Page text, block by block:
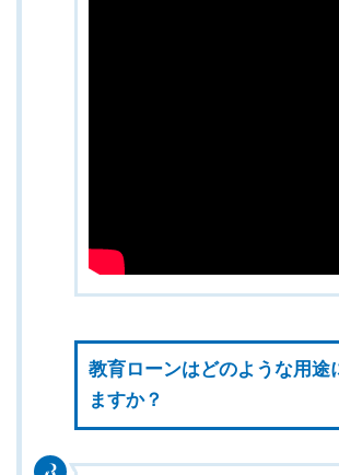
教育ローンはどのような用途
ますか？